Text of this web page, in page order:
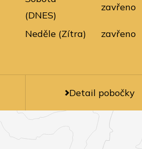
(DNES)
zavřeno
Neděle (Zítra) zavřeno
Detail pobočky